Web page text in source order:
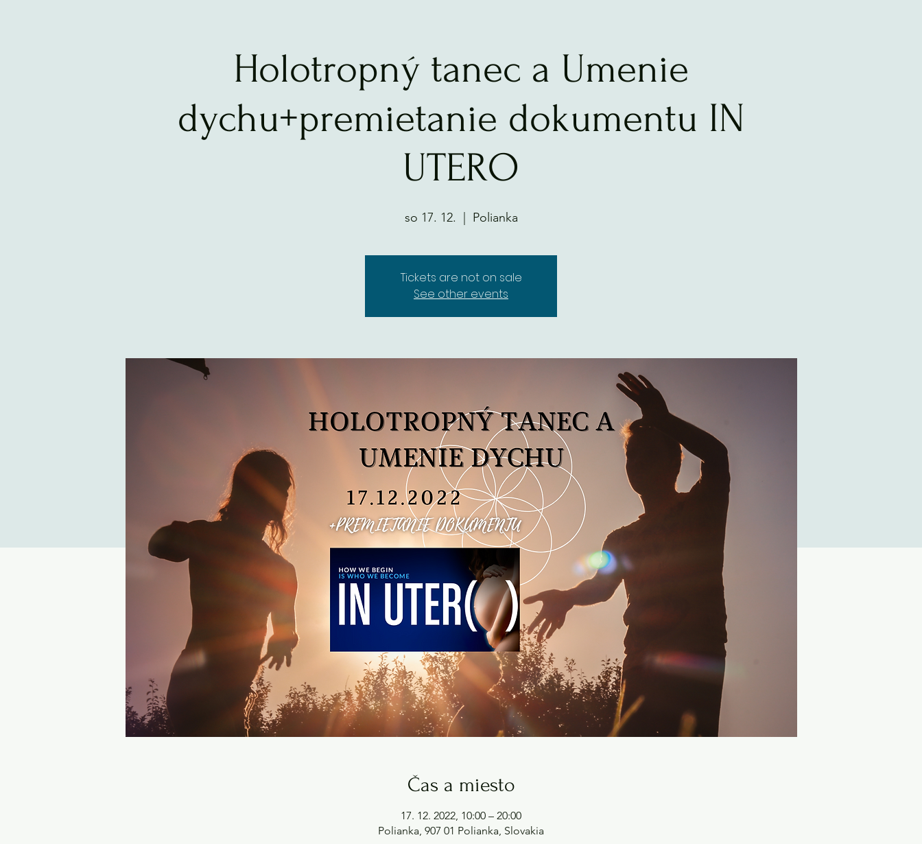
Holotropný tanec a Umenie
dychu+premietanie dokumentu IN
UTERO
so 17. 12. Polianka
Tickets are not on sale
See other events
Čas a miesto
17. 12. 2022, 10:00 – 20:00
Polianka, 907 01 Polianka, Slovakia